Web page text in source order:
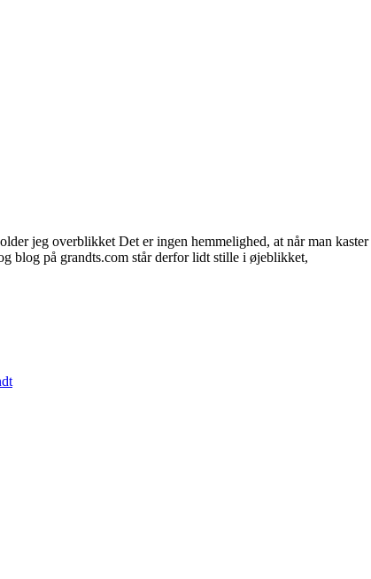
jeg overblikket Det er ingen hemmelighed, at når man
blog på grandts.com står derfor lidt stille i øjeblikket,